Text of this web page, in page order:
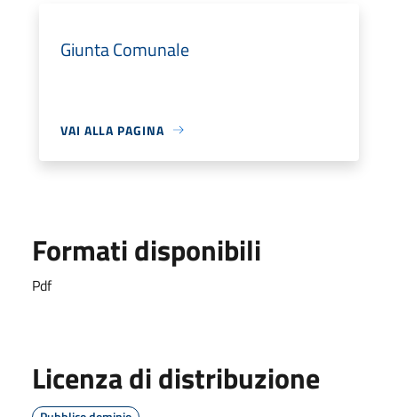
Giunta Comunale
VAI ALLA PAGINA
Formati disponibili
Pdf
Licenza di distribuzione